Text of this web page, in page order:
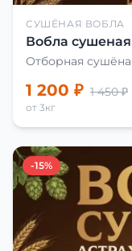
СУШЁНАЯ ВОБЛА
Вобла сушеная
Отборная
1 200 ₽ 1 450 ₽
от 3кг
-15%